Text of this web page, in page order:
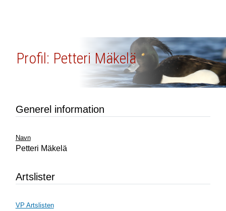
Profil: Petteri Mäkelä
Generel information
Navn
Petteri Mäkelä
Artslister
VP Artslisten